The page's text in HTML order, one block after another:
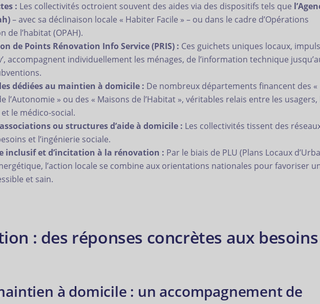
: Les collectivités octroient souvent des aides via des dispositifs tels que
– avec sa déclinaison locale « Habiter Facile » – ou dans le cadre d’Opérations
de l’habitat (OPAH).
de Points Rénovation Info Service (PRIS) : Ces guichets uniques locaux,
accompagnent individuellement les ménages, de l’information technique
dédiées au maintien à domicile : De nombreux départements financent des «
l’Autonomie » ou des « Maisons de l’Habitat », véritables relais entre les usagers,
le médico-social.
ou structures d’aide à domicile : Les collectivités tissent des
et l’ingénierie sociale.
inclusif et d’incitation à la rénovation : Par le biais de PLU (Plans Locaux
l’action locale se combine aux orientations nationales pour favoriser
et sain.
: des réponses concrètes aux
à domicile : un accompagnement de